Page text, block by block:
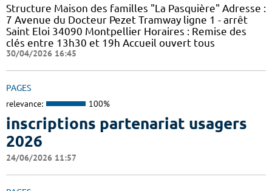
Structure Maison des familles "La Pasquière" Adresse :
7 Avenue du Docteur Pezet Tramway ligne 1 - arrêt
Saint Eloi 34090 Montpellier Horaires : Remise des
clés entre 13h30 et 19h Accueil ouvert tous
30/04/2026 16:45
PAGES
relevance: 100%
inscriptions partenariat usagers
2026
24/06/2026 11:57